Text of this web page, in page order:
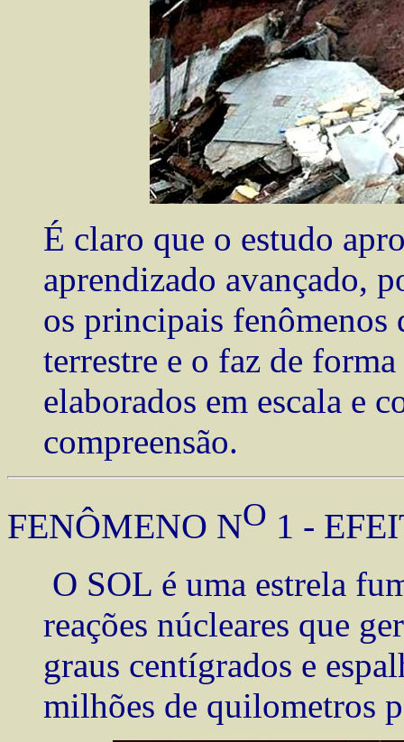
É claro que o estudo
aprendizado avançado,
os principais fenômenos
terrestre e o faz de
elaborados em escala e
compreensão.
FENÔMENO NO 1 -
O SOL é uma estrela
reações núcleares que
graus centígrados e
milhões de quilometros